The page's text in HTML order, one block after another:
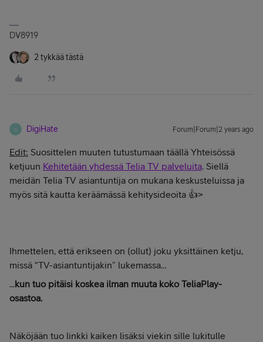
DV8919
2 tykkää tästä
D DigiHate Forum|Forum|2 years ago
Edit: Suosittelen muuten tutustumaan täällä Yhteisössä
ketjuun Kehitetään yhdessä Telia TV palveluita. Siellä
meidän Telia TV asiantuntija on mukana keskusteluissa ja
myös sitä kautta keräämässä kehitysideoita 👍>
Ihmettelen, että erikseen on (ollut) joku yksittäinen ketju,
missä “TV-asiantuntijakin” lukemassa…
...kun tuo pitäisi koskea ilman muuta koko TeliaPlay-
osastoa.
Näköjään tuo linkki kaiken lisäksi viekin sille lukitulle